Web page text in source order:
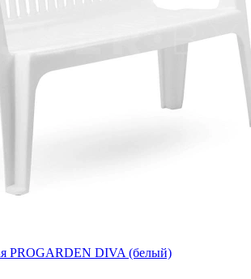
PROGARDEN DIVA (белый)